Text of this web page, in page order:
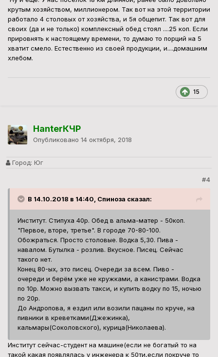
крутым хозяйством, миллионером. Так вот на этой территории
работало 4 столовых от хозяйства, и 5я общепит. Так вот для
своих (да и не только) комплексный обед стоял ....25 коп. Если
прировнять к настоящему времени, то думаю то порций на 5
хватит смело. Естественно из своей продукции, и....домашним
хлебом.
15
HanterКЧР
Опубликовано 14 октября, 2018
Город: Юг
#4
В 14.10.2018 в 14:40, Спиноза сказал:
Институт. Стипуха 40р. Обед в альма-матер - 50коп.
"Первое, вторе, третье". В городе 70-80-100.
Обожраться. Просто столовые. Водка 5,30. Пива -
навалом. Бутылка - розлив. Вкусное. Писец. Сейчас
такого нет.
Конец 80-ых, это писец. Очереди за всем. Пиво -
очереди и берём уже не кружками, а канистрами. Водка
по 10р. Можно вызвать такси, и купить водку по 15, ночью
по 20р.
До Андропова, я ездил или возили пацаны по круче, на
пивники в креветками(Джежинка),
кальмары(Соколовского), курица(Николаева).
Институт сейчас-студент на машине(если не богатый то на
такой какая появлялась у инженера к 50ти,если покруче то